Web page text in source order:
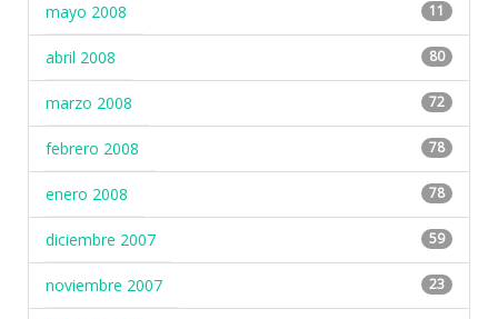
mayo 2008 11
abril 2008 80
marzo 2008 72
febrero 2008 78
enero 2008 78
diciembre 2007 59
noviembre 2007 23